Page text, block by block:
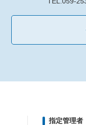
指定管理者